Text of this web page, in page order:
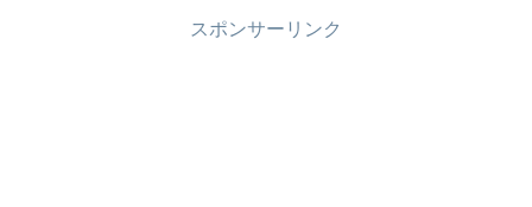
スポンサーリンク